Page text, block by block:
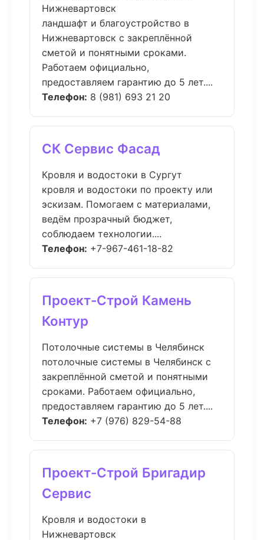
Нижневартовск
ландшафт и благоустройство в
Нижневартовск с закреплённой
сметой и понятными сроками.
Работаем официально,
предоставляем гарантию до 5 лет....
Телефон: 8 (981) 693 21 20
СК Сервис Фасад
Кровля и водостоки в Сургут
кровля и водостоки по проекту или
эскизам. Помогаем с материалами,
ведём прозрачный бюджет,
соблюдаем технологии....
Телефон: +7-967-461-18-82
Проект-Строй Камень
Контур
Потолочные системы в Челябинск
потолочные системы в Челябинск с
закреплённой сметой и понятными
сроками. Работаем официально,
предоставляем гарантию до 5 лет....
Телефон: +7 (976) 829-54-88
Проект-Строй Бригадир
Сервис
Кровля и водостоки в
Нижневартовск